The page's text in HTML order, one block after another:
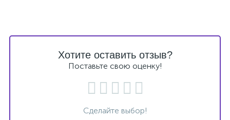
Хотите оставить отзыв?
Поставьте свою оценку!
Сделайте выбор!